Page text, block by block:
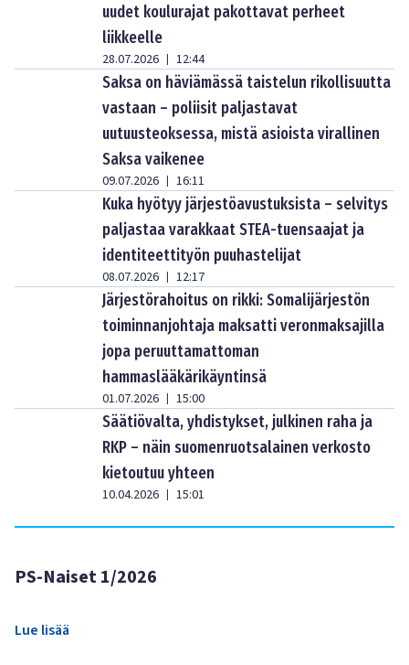
uudet koulurajat pakottavat perheet
liikkeelle
28.07.2026 | 12:44
Saksa on häviämässä taistelun rikollisuutta
vastaan – poliisit paljastavat
uutuusteoksessa, mistä asioista virallinen
Saksa vaikenee
09.07.2026 | 16:11
Kuka hyötyy järjestöavustuksista – selvitys
paljastaa varakkaat STEA-tuensaajat ja
identiteettityön puuhastelijat
08.07.2026 | 12:17
Järjestörahoitus on rikki: Somalijärjestön
toiminnanjohtaja maksatti veronmaksajilla
jopa peruuttamattoman
hammaslääkärikäyntinsä
01.07.2026 | 15:00
Säätiövalta, yhdistykset, julkinen raha ja
RKP – näin suomenruotsalainen verkosto
kietoutuu yhteen
10.04.2026 | 15:01
PS-Naiset 1/2026
Lue lisää